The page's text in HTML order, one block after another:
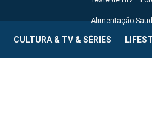
Alimentação
CULTURA & TV & SÉRIES